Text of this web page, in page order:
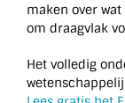
maken over
om draagvlak
Het volledig